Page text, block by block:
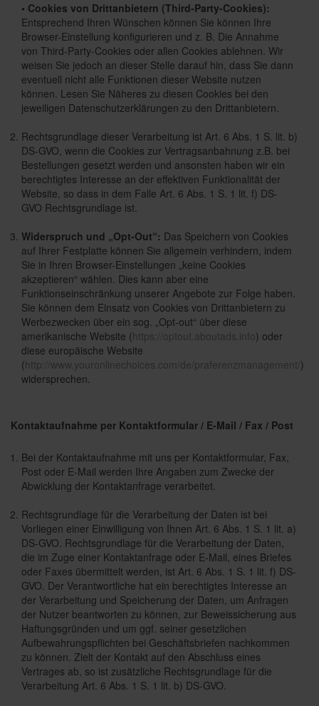
• Cookies von Drittanbietern (Third-Party-Cookies):
Entsprechend Ihren Wünschen können Sie können Ihre
Browser-Einstellung konfigurieren und z. B. Die Annahme
von Third-Party-Cookies oder allen Cookies ablehnen. Wir
weisen Sie jedoch an dieser Stelle darauf hin, dass Sie dann
eventuell nicht alle Funktionen dieser Website nutzen
können. Lesen Sie Näheres zu diesen Cookies bei den
jeweiligen Datenschutzerklärungen zu den Drittanbietern.
Rechtsgrundlage dieser Verarbeitung ist Art. 6 Abs. 1 S. lit. b)
DS-GVO, wenn die Cookies zur Vertragsanbahnung z.B. bei
Bestellungen gesetzt werden und ansonsten haben wir ein
berechtigtes Interesse an der effektiven Funktionalität der
Website, so dass in dem Falle Art. 6 Abs. 1 S. 1 lit. f) DS-
GVO Rechtsgrundlage ist.
Widerspruch und „Opt-Out“: Das Speichern von Cookies
auf Ihrer Festplatte können Sie allgemein verhindern, indem
Sie in Ihren Browser-Einstellungen „keine Cookies
akzeptieren“ wählen. Dies kann aber eine
Funktionseinschränkung unserer Angebote zur Folge haben.
Sie können dem Einsatz von Cookies von Drittanbietern zu
Werbezwecken über ein sog. „Opt-out“ über diese
amerikanische Website (https://optout.aboutads.info) oder
diese europäische Website
(http://www.youronlinechoices.com/de/praferenzmanagement/ )
widersprechen.
Kontaktaufnahme per Kontaktformular / E-Mail / Fax / Post
Bei der Kontaktaufnahme mit uns per Kontaktformular, Fax,
Post oder E-Mail werden Ihre Angaben zum Zwecke der
Abwicklung der Kontaktanfrage verarbeitet.
Rechtsgrundlage für die Verarbeitung der Daten ist bei
Vorliegen einer Einwilligung von Ihnen Art. 6 Abs. 1 S. 1 lit. a)
DS-GVO. Rechtsgrundlage für die Verarbeitung der Daten,
die im Zuge einer Kontaktanfrage oder E-Mail, eines Briefes
oder Faxes übermittelt werden, ist Art. 6 Abs. 1 S. 1 lit. f) DS-
GVO. Der Verantwortliche hat ein berechtigtes Interesse an
der Verarbeitung und Speicherung der Daten, um Anfragen
der Nutzer beantworten zu können, zur Beweissicherung aus
Haftungsgründen und um ggf. seiner gesetzlichen
Aufbewahrungspflichten bei Geschäftsbriefen nachkommen
zu können. Zielt der Kontakt auf den Abschluss eines
Vertrages ab, so ist zusätzliche Rechtsgrundlage für die
Verarbeitung Art. 6 Abs. 1 S. 1 lit. b) DS-GVO.